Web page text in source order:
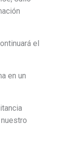
el
en un